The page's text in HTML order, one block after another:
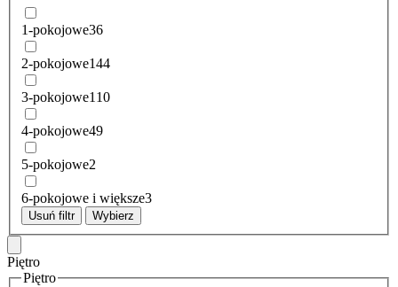
1-pokojowe36
2-pokojowe144
3-pokojowe110
4-pokojowe49
5-pokojowe2
6-pokojowe i większe3
Usuń filtr Wybierz
Piętro
Piętro